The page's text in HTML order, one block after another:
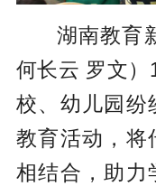
湖南教育
何长云 罗文
校、幼儿园纷
教育活动，将
相结合，助力